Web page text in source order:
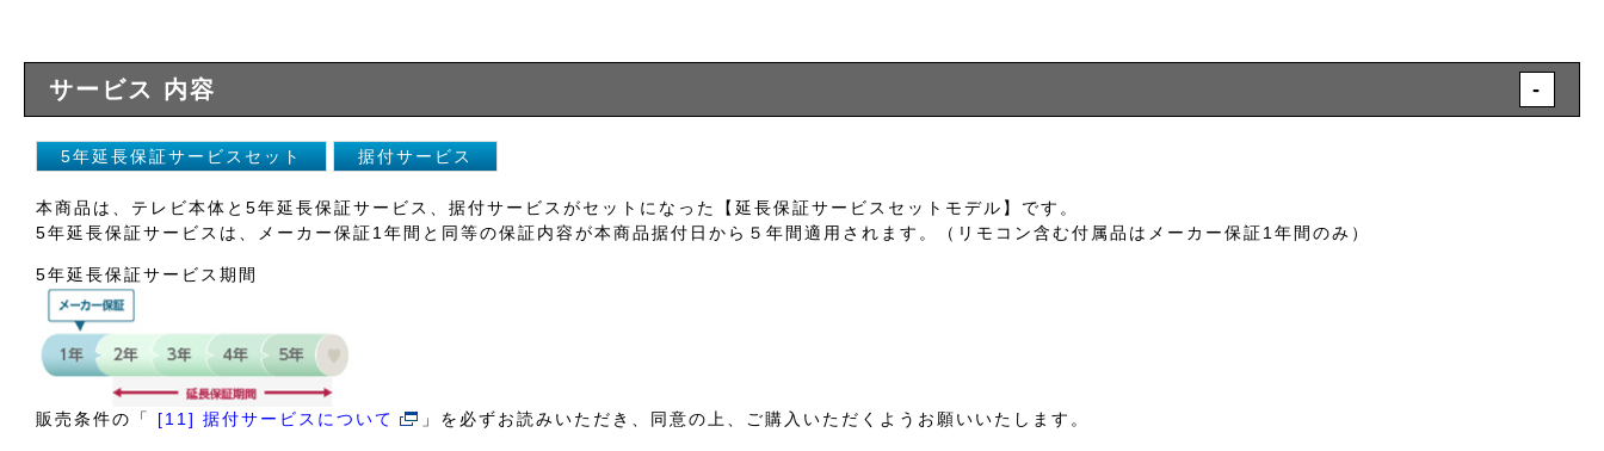
サービス 内容 -
5年延長保証サービスセット 据付サービス
本商品は、テレビ本体と5年延長保証サービス、据付サービスがセットになった【延長保証サービスセットモデル】です。
5年延長保証サービスは、メーカー保証1年間と同等の保証内容が本商品据付日から５年間適用されます。（リモコン含む付属品はメーカー保証1年間のみ）
5年延長保証サービス期間
販売条件の「 [11] 据付サービスについて 」を必ずお読みいただき、同意の上、ご購入いただくようお願いいたします。